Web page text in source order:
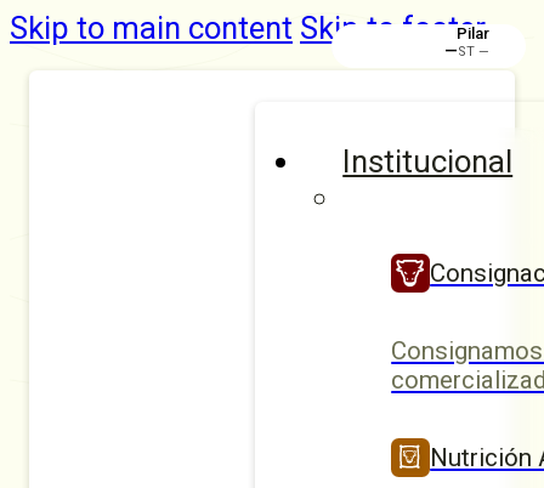
Skip to main content Skip to footer
Institucional
Nutrición
Pilar
—ST —